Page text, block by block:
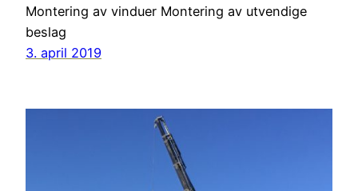
Montering av vinduer Montering av utvendige
beslag
3. april 2019